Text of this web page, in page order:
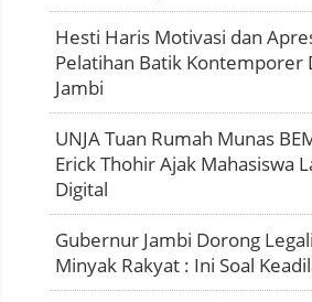
Hesti Haris Motivasi dan
Pelatihan Batik Kontemporer
Jambi
UNJA Tuan Rumah Munas
Erick Thohir Ajak Mahasiswa
Digital
Gubernur Jambi Dorong
Minyak Rakyat : Ini Soal